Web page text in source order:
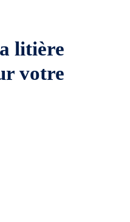
litière
votre